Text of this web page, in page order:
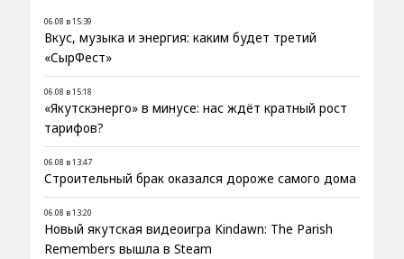
06.08 в 15:39
Вкус, музыка и энергия: каким будет третий
«СырФест»
06.08 в 15:18
«Якутскэнерго» в минусе: нас ждёт кратный рост
тарифов?
06.08 в 13:47
Строительный брак оказался дороже самого дома
06.08 в 13:20
Новый якутская видеоигра Kindawn: The Parish
Remembers вышла в Steam